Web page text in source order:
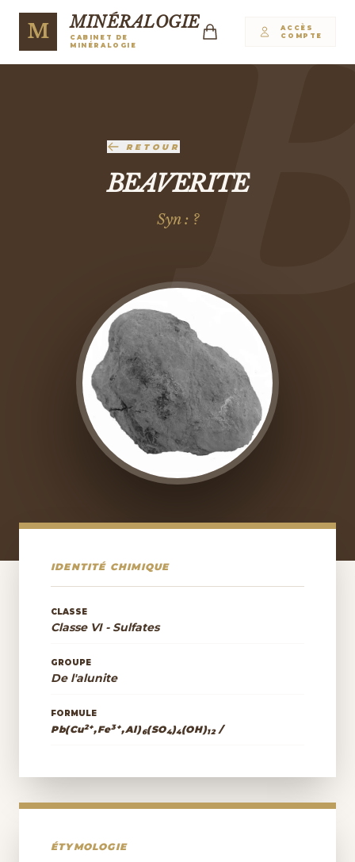
M MINÉRALOGIE
CABINET DE
MINÉRALOGIE
ACCÈS
COMPTE
RETOUR
BEAVERITE
Syn : ?
IDENTITÉ CHIMIQUE
CLASSE
Classe VI - Sulfates
GROUPE
De l'alunite
FORMULE
Pb(Cu2+,Fe3+,Al)6(SO4)4(OH)12/
ÉTYMOLOGIE